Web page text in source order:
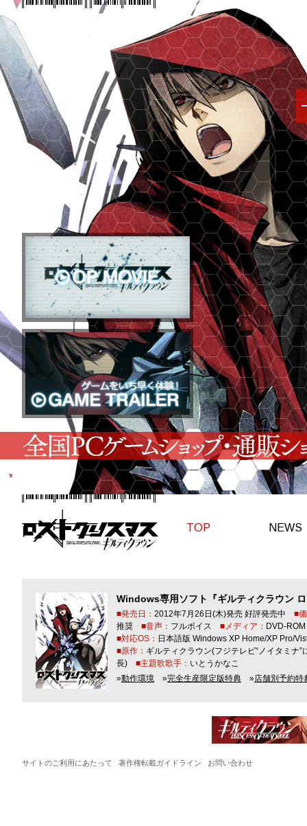
TOP NEWS
Windows専用ソフト『ギルティクラウン
発売日 2012年7月26日(木)発売 好評発売中
推奨
音声 フルボイス メディア
DVD-ROM
対応OS
日本語版 Windows XP Home/XP Pro/
原作
ギルティクラウン(フジテレビ“ノイタミナ”
長)
主題歌歌手
いとうかなこ
動作環境
完全生産限定版特典 店舗別予約特
サイトのご利用にあたって 著作権転載ガイドライン お問い合わせ